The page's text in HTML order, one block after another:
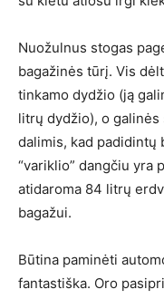
Nuožulnus stogas
bagažinės tūrį. Vis
tinkamo dydžio (ją
litrų dydžio), o
dalimis, kad padidintų
“variklio” dangčiu yra
atidaroma 84 litrų
bagažui.
Būtina paminėti
fantastiška. Oro